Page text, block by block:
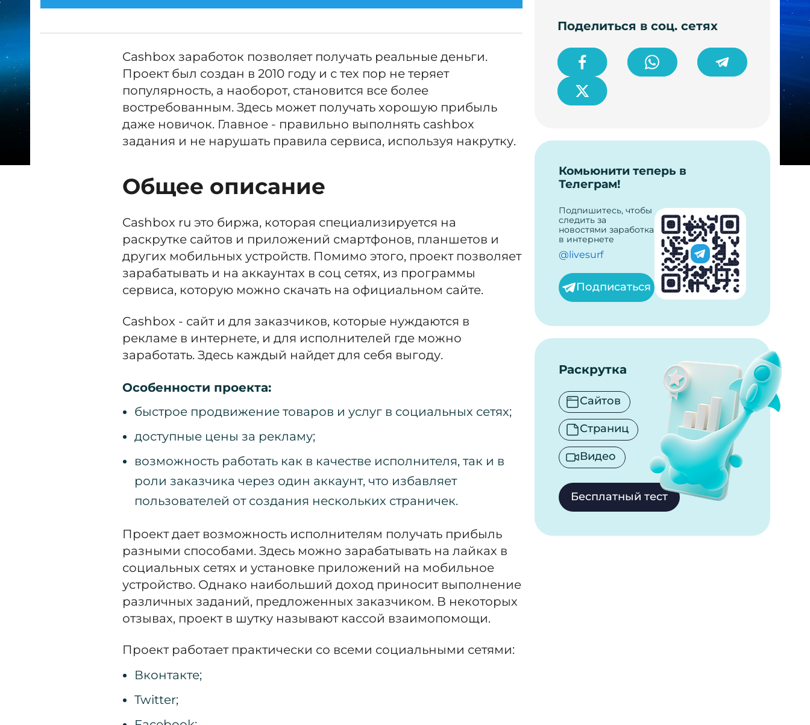
Cashbox заработок позволяет получать реальные деньги.
Проект был создан в 2010 году и с тех пор не теряет
популярность, а наоборот, становится все более
востребованным. Здесь может получать хорошую прибыль
даже новичок. Главное - правильно выполнять cashbox
задания и не нарушать правила сервиса, используя накрутку.
Общее описание
Cashbox ru это биржа, которая специализируется на
раскрутке сайтов и приложений смартфонов, планшетов и
других мобильных устройств. Помимо этого, проект позволяет
зарабатывать и на аккаунтах в соц сетях, из программы
сервиса, которую можно скачать на официальном сайте.
Cashbox - сайт и для заказчиков, которые нуждаются в
рекламе в интернете, и для исполнителей где можно
заработать. Здесь каждый найдет для себя выгоду.
Особенности проекта:
быстрое продвижение товаров и услуг в социальных сетях;
доступные цены за рекламу;
возможность работать как в качестве исполнителя, так и в
роли заказчика через один аккаунт, что избавляет
пользователей от создания нескольких страничек.
Проект дает возможность исполнителям получать прибыль
разными способами. Здесь можно зарабатывать на лайках в
социальных сетях и установке приложений на мобильное
устройство. Однако наибольший доход приносит выполнение
различных заданий, предложенных заказчиком. В некоторых
отзывах, проект в шутку называют кассой взаимопомощи.
Проект работает практически со всеми социальными сетями:
Вконтакте;
Twitter;
Поделиться в соц. сетях
Комьюнити теперь в
Телеграм!
Подпишитесь, чтобы
следить за
новостями заработка
в интернете
@livesurf
Подписаться
Раскрутка
Сайтов
Страниц
Видео
Бесплатный тест